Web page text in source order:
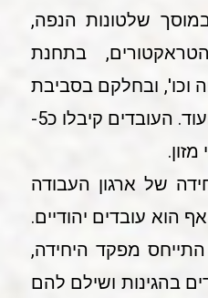
שלטונות הנפה,
בתחנת
ובחלקם בסביבת
העיירה : בחוות, בגנים ועוד. העובדים קיבלו כ5-
של ארגון העבודה
הוא עובדים יהודיים.
מפקד היחידה,
בהגינות ושילם להם